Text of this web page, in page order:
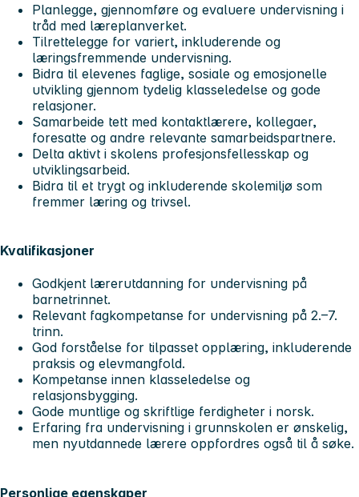
Planlegge, gjennomføre og evaluere undervisning i
tråd med læreplanverket.
Tilrettelegge for variert, inkluderende og
læringsfremmende undervisning.
Bidra til elevenes faglige, sosiale og emosjonelle
utvikling gjennom tydelig klasseledelse og gode
relasjoner.
Samarbeide tett med kontaktlærere, kollegaer,
foresatte og andre relevante samarbeidspartnere.
Delta aktivt i skolens profesjonsfellesskap og
utviklingsarbeid.
Bidra til et trygt og inkluderende skolemiljø som
fremmer læring og trivsel.
Kvalifikasjoner
Godkjent lærerutdanning for undervisning på
barnetrinnet.
Relevant fagkompetanse for undervisning på 2.–7.
trinn.
God forståelse for tilpasset opplæring, inkluderende
praksis og elevmangfold.
Kompetanse innen klasseledelse og
relasjonsbygging.
Gode muntlige og skriftlige ferdigheter i norsk.
Erfaring fra undervisning i grunnskolen er ønskelig,
men nyutdannede lærere oppfordres også til å søke.
Personlige egenskaper